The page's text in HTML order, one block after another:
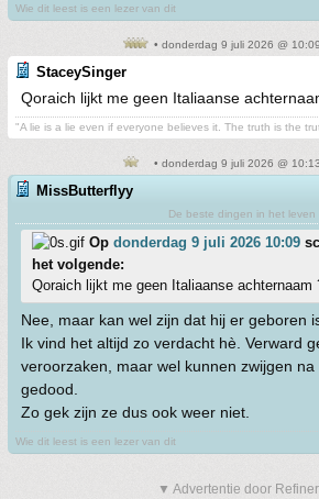
Wie dit leest is een lezer van dit
• donderdag 9 juli 2026 @
StaceySinger
Qoraich lijkt me geen Italiaanse
"A lie is a lie even if everyone believes it. The truth is the
• donderdag 9 juli 2026 @
MissButterflyy
De beste dingen in het leven
Op donderdag 9 juli 2026 10:09
het volgende:
Qoraich lijkt me geen Italiaanse achternaam
Nee, maar kan wel zijn dat hij er geboren
Ik vind het altijd zo verdacht hè. Verward
veroorzaken, maar wel kunnen zwijgen
gedood.
Zo gek zijn ze dus ook weer niet.
Wie dit leest is een lezer van dit
▼ Advertentie door